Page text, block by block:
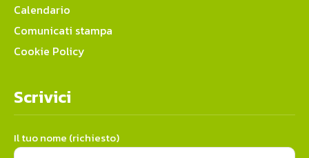
Calendario
Comunicati stampa
Cookie Policy
Scrivici
Il tuo nome (richiesto)